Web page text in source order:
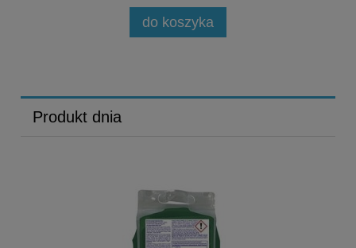
do koszyka
Produkt dnia